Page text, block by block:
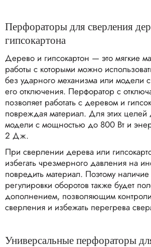
Перфораторы для сверления
гипсокартона
Дерево и гипсокартон — это мягкие
работы с которыми можно
без ударного механизма или модели
его отключения. Перфоратор с
позволяет работать с деревом и
повреждая материал. Для этих целей
модели с мощностью до 800 Вт и
2 Дж.
При сверлении дерева или
избегать чрезмерного давления на
повредить материал. Поэтому
регулировки оборотов также будет
дополнением, позволяющим
сверления и избежать перегрева
Универсальные перфораторы